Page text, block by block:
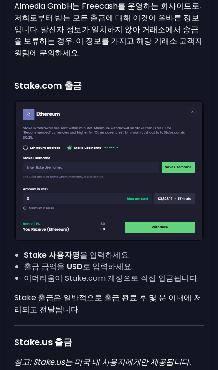
Almedia GmbH는 Freecash를 운영하는 회사이므로,
저희로부터 받는 모든 출금에 대해 이것이 올바른 정보
입니다. 발신자 정보가 일치하지 않아 거래소에서 송금
을 보류하는 경우, 이 정보를 가지고 해당 거래소 고객지
원팀에 문의하세요.
Stake.com 출금
Stake 사용자명을 입력하세요.
출금 금액을 USD로 입력하세요.
이더리움이 Stake.com 계정으로 직접 입금됩니다.
Stake 출금은 일반적으로 출금 완료 후 몇 분 이내에 처
리되고 전달됩니다.
Stake.us 출금
참고: Stake.us는 미국 내 사용자에게만 제공됩니다.